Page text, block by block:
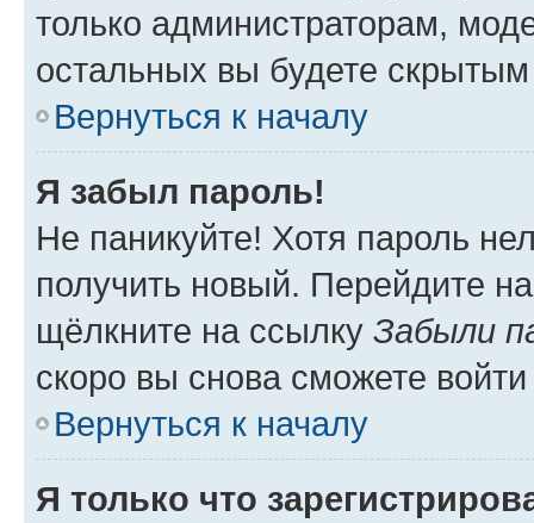
только администраторам,
остальных вы будете
Вернуться к началу
Я забыл пароль!
Не паникуйте! Хотя пароль
получить новый. Перейдите
щёлкните на ссылку Забыли
скоро вы снова сможете
Вернуться к началу
Я только что